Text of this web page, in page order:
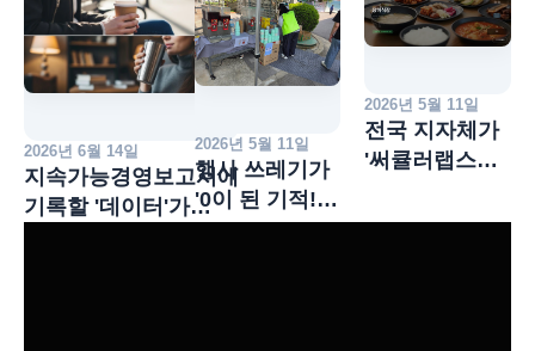
2026년 6월 14일
지속가능경영보고서에
기록할 '데이터'가
2026년 5월 11일
행사 쓰레기가
'0이 된 기적!
용기 무료
2026년 5월 11일
전국 지자체가
'써큘러랩스
싹쓸이하는